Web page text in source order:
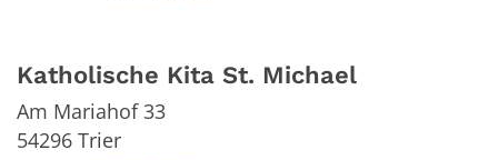
Katholische Kita St. Michael
Am Mariahof 33
54296 Trier